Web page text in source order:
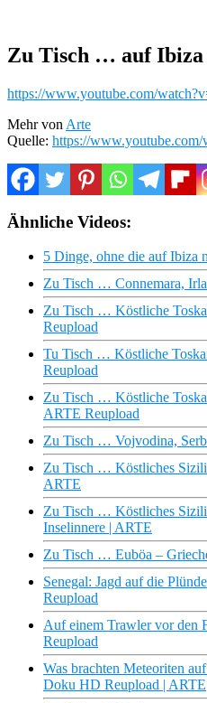
Zu Tisch … auf Ibiza
https://www.youtube.com/
Mehr von Arte
Quelle: https://
Ähnliche Videos:
5 Dinge, ohne die auf Ibiza
Zu Tisch … Connemara,
Zu Tisch … Köstliche
Reupload
Tu Tisch … Köstliche
Reupload
Zu Tisch … Köstliche
ARTE Reupload
Zu Tisch … Vojvodina,
Zu Tisch … Köstliches
ARTE
Zu Tisch … Köstliches
Inselinnere | ARTE
Zu Tisch … Euböa –
Senegal: Jagd auf die
Reupload
Auf einem Trawler vor den
Reupload
Was brachten Meteoriten
Doku HD Reupload | ARTE